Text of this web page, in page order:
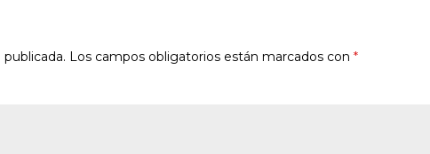
Los campos obligatorios están marcados con *